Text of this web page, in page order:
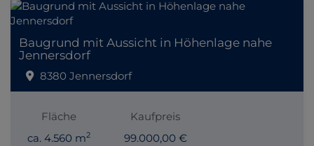
Baugrund mit Aussicht in Höhenlage nahe
Jennersdorf
8380 Jennersdorf
Fläche
ca. 4.560 m2
Kaufpreis
99.000,00 €